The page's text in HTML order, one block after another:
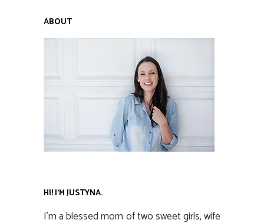
ABOUT
HI! I’M JUSTYNA.
I’m a blessed mom of two sweet girls, wife